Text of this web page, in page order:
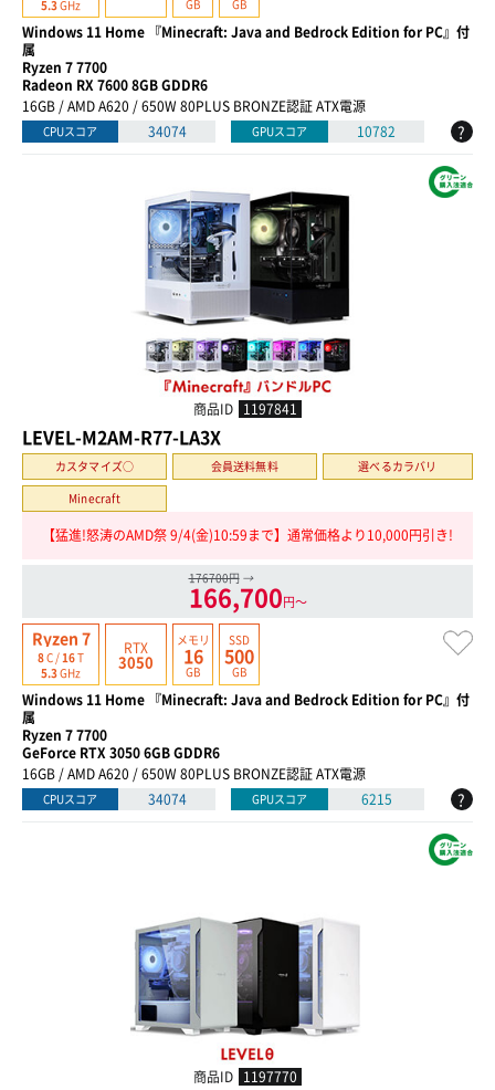
5.3GHz GB GB
Windows 11 Home 『Minecraft: Java and Bedrock Edition for PC』付
属
Ryzen 7 7700
Radeon RX 7600 8GB GDDR6
16GB / AMD A620 / 650W 80PLUS BRONZE認証 ATX電源
CPUスコア 34074 GPUスコア 10782 ?
商品ID 1197841
LEVEL-M2AM-R77-LA3X
カスタマイズ○ 会員送料無料
選べるカラバリ
Minecraft
【猛進!怒涛のAMD祭 9/4(金)10:59まで】通常価格より10,000円引き!
176700円 →
166,700円〜
Ryzen 7
8C / 16T
5.3GHz
RTX
3050
メモリ
16
GB
SSD
500
GB
Windows 11 Home 『Minecraft: Java and Bedrock Edition for PC』付
属
Ryzen 7 7700
GeForce RTX 3050 6GB GDDR6
16GB / AMD A620 / 650W 80PLUS BRONZE認証 ATX電源
CPUスコア 34074 GPUスコア 6215 ?
商品ID 1197770